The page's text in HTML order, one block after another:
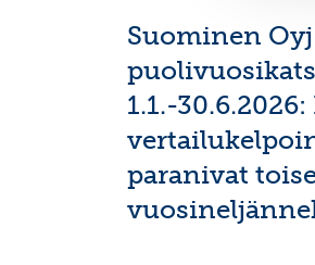
Suominen
1.1.-
paranivat